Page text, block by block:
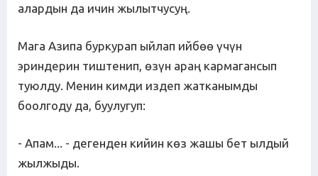
алардын да ичин жылытчусуң.
Мага Азипа буркурап ыйлап ийбөө үчүн
эриндерин тиштенип, өзүн араң кармагансып
туюлду. Менин кимди издеп жатканымды
боолгоду да, буулугуп:
- Апам... - дегенден кийин көз жашы бет ылдый
жылжыды.